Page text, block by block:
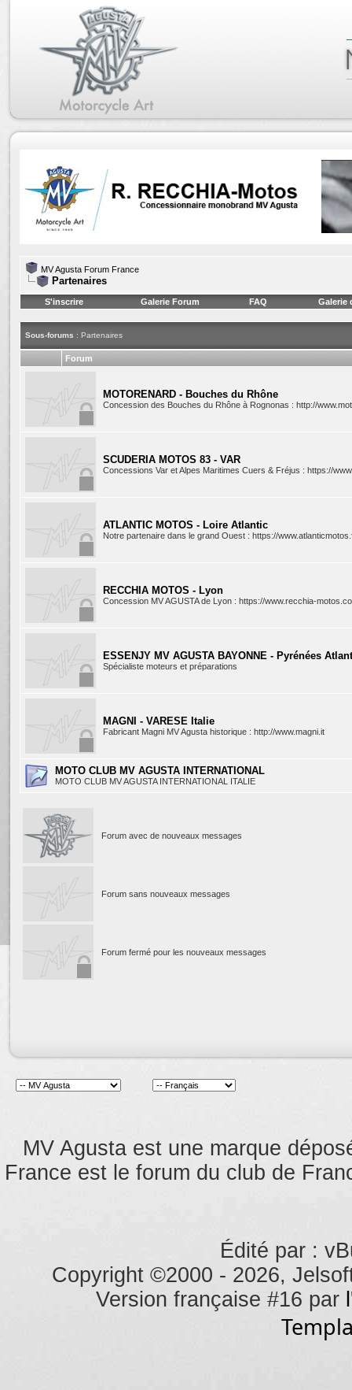
MV Agusta Forum France
Partenaires
S'inscrire Galerie Forum FAQ Galerie
Sous-forums : Partenaires
Forum
MOTORENARD - Bouches du Rhône
Concession des Bouches du Rhône à Rognonas : http://
SCUDERIA MOTOS 83 - VAR
Concessions Var et Alpes Maritimes Cuers & Fréjus : https://
ATLANTIC MOTOS - Loire Atlantic
Notre partenaire dans le grand Ouest : https://
RECCHIA MOTOS - Lyon
Concession MV AGUSTA de Lyon : https://www.recchia-
ESSENJY MV AGUSTA BAYONNE - Pyrénées
Spécialiste moteurs et préparations
MAGNI - VARESE Italie
Fabricant Magni MV Agusta historique : http://www.magni.it
MOTO CLUB MV AGUSTA INTERNATIONAL
MOTO CLUB MV AGUSTA INTERNATIONAL ITALIE
Forum avec de nouveaux messages
Forum sans nouveaux messages
Forum fermé pour les nouveaux messages
MV Agusta est une marque
France est le forum du club de
Édité par :
Copyright ©2000 - 2026,
Version française #16 par